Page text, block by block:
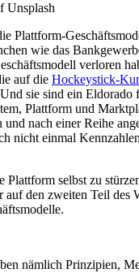
Unsplash
Plattform-
wie das
verloren
auf die Hockeystick-
sie sind ein Eldorado
Plattform und
und nach einer Reihe
nicht einmal
Plattform selbst zu
auf den zweiten Teil des
nämlich Prinzipien,